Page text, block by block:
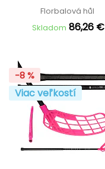
Florbalová hůl
Skladom 86,26 €
-8 %
Viac veľkostí